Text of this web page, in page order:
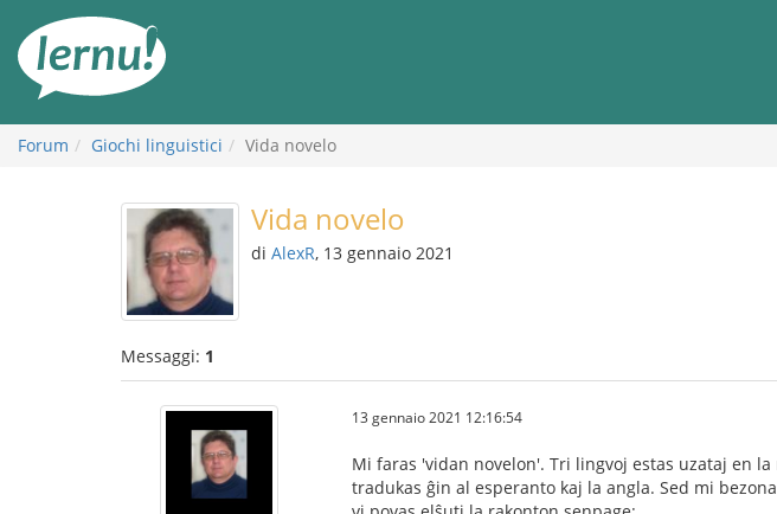
all’indice
Forum Giochi linguistici Vida novelo
Vida novelo
di AlexR, 13 gennaio 2021
Messaggi: 1
13 gennaio 2021 12:16:54
Mi faras 'vidan novelon'. Tri lingvoj estas uzataj en
tradukas ĝin al esperanto kaj la angla. Sed mi